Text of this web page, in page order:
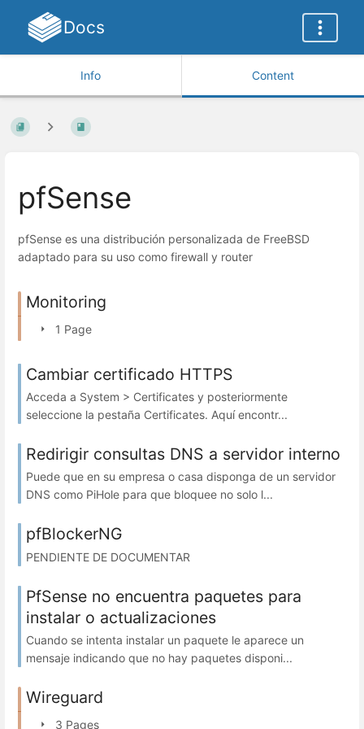
Docs
Info Content
pfSense
pfSense​ es una distribución personalizada de FreeBSD
adaptado para su uso como firewall y router
Monitoring
1 Page
Cambiar certificado HTTPS
Acceda a System > Certificates y posteriormente
seleccione la pestaña Certificates. Aquí encontr...
Redirigir consultas DNS a servidor interno
Puede que en su empresa o casa disponga de un servidor
DNS como PiHole para que bloquee no solo l...
pfBlockerNG
PENDIENTE DE DOCUMENTAR
PfSense no encuentra paquetes para
instalar o actualizaciones
Cuando se intenta instalar un paquete le aparece un
mensaje indicando que no hay paquetes disponi...
Wireguard
3 Pages